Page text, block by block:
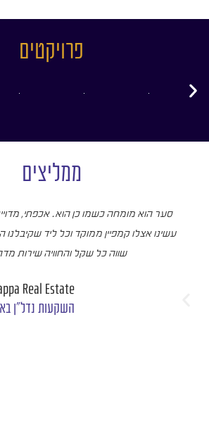
פרויקטים
ממליצים
סער הוא מומחה כשמו כן הוא. אכפתי,
עשינו אצלו קמפיין ממוקד וכל ליד שקיבלנו
שווה כל שקל והחוויה שירות
Real Estate
השקעות נדל"ן